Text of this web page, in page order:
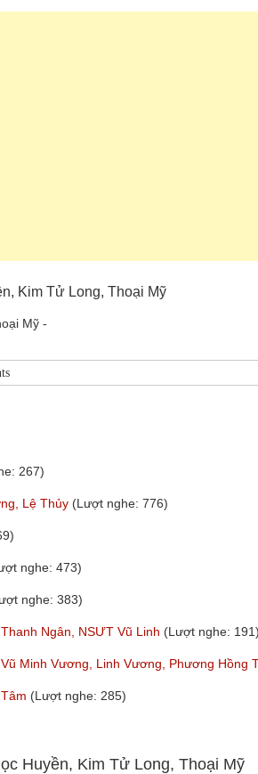
Kim Tử Long, Thoại Mỹ
Mỹ -
267)
Lệ Thủy (Lượt nghe: 776)
nghe: 473)
nghe: 383)
Ngân, NSƯT Vũ Linh (Lượt nghe: 191)
Minh Vương, Linh Vương, Phương Hồng
(Lượt nghe: 285)
Huyền, Kim Tử Long, Thoại Mỹ